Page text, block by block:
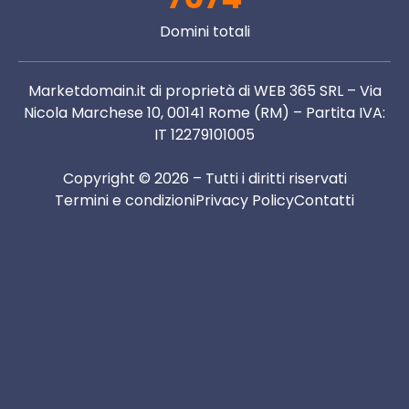
Domini totali
Marketdomain.it di proprietà di WEB 365 SRL – Via
Nicola Marchese 10, 00141 Rome (RM) – Partita IVA:
IT 12279101005
Copyright © 2026 – Tutti i diritti riservati
Termini e condizioniPrivacy PolicyContatti